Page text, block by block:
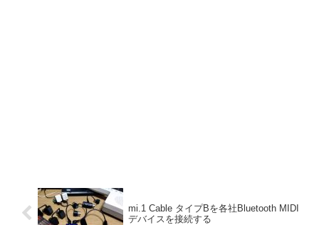
mi.1 Cable タイプBを各社Bluetooth MIDI
デバイスを接続する